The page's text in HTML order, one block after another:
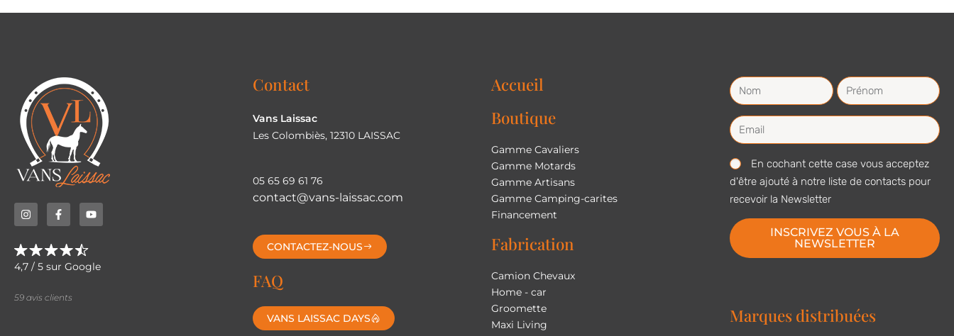
4,7 / 5 sur Google
59 avis clients
Contact
Vans Laissac
Les Colombiès, 12310 LAISSAC
05 65 69 61 76
contact@vans-laissac.com
CONTACTEZ-NOUS
FAQ
VANS LAISSAC DAYS
Accueil
Boutique
Gamme Cavaliers
Gamme Motards
Gamme Artisans
Gamme Camping-carites
Financement
Fabrication
Camion Chevaux
Home - car
Groomette
Maxi Living
En cochant cette case vous acceptez
d'être ajouté à notre liste de contacts pour
recevoir la Newsletter
INSCRIVEZ VOUS À LA
NEWSLETTER
Marques distribuées